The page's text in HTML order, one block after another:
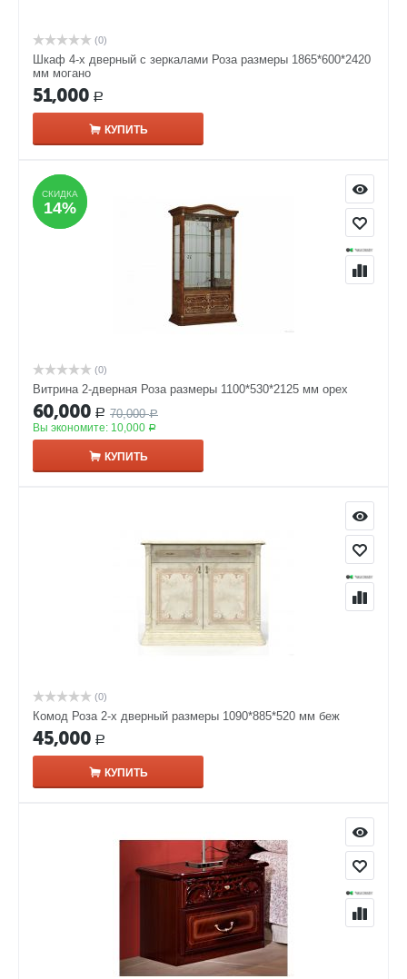
(0)
Шкаф 4-х дверный с зеркалами Роза размеры 1865*600*2420
мм могано
51,000 Р
КУПИТЬ
СКИДКА
14%
СКИДКА
14%
(0)
Витрина 2-дверная Роза размеры 1100*530*2125 мм орех
60,000 Р 70,000 Р
Вы экономите: 10,000 Р
КУПИТЬ
(0)
Комод Роза 2-х дверный размеры 1090*885*520 мм беж
45,000 Р
КУПИТЬ